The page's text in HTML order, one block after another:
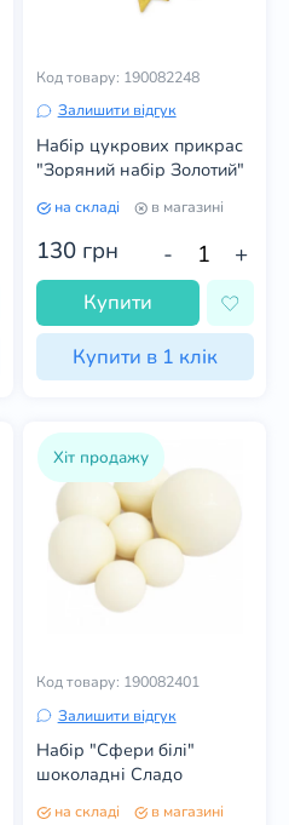
Код товару: 190082248
Залишити відгук
Набір цукрових прикрас
"Зоряний набір Золотий"
на складі в магазині
130 грн - +
Купити
Купити в 1 клік
Хіт продажу
Код товару: 190082401
Залишити відгук
Набір "Сфери білі"
шоколадні Сладо
на складі в магазині